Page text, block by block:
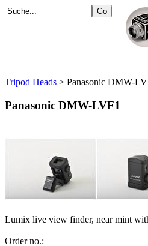
Tripod Heads > Panasonic DMW-
Panasonic DMW-LVF1
Lumix live view finder, near mint
Order no.: